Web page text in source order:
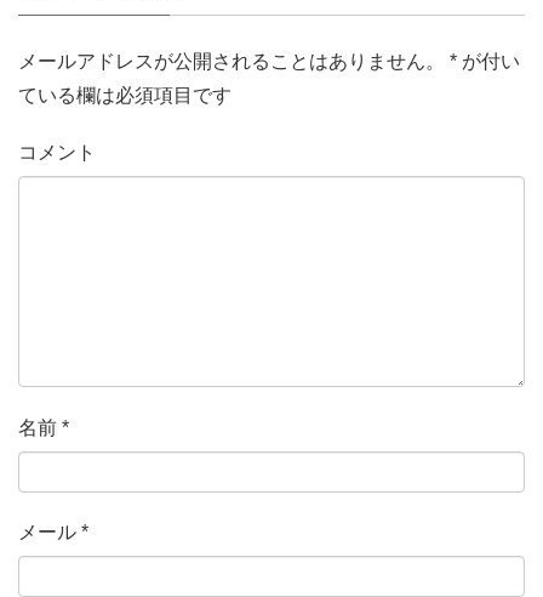
メールアドレスが公開されることはありません。 * が付い
ている欄は必須項目です
コメント
名前 *
メール *